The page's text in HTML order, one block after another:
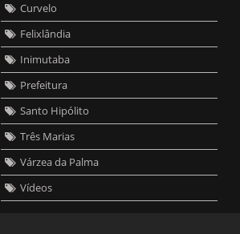
Curvelo
Felixlândia
Inimutaba
Prefeitura
Santo Hipólito
Três Marias
Várzea da Palma
Vídeos